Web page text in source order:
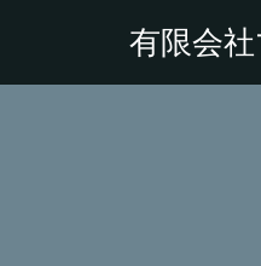
有限会